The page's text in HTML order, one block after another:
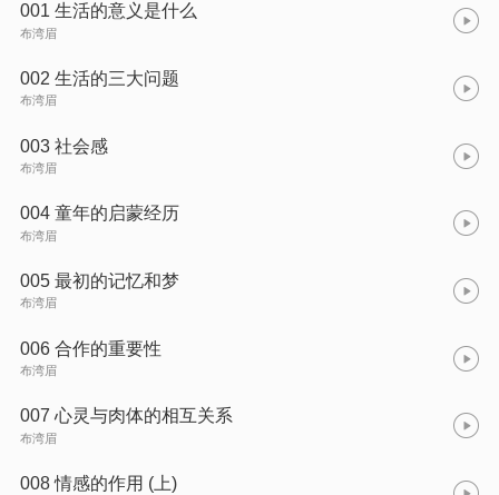
001 生活的意义是什么
布湾眉
002 生活的三大问题
布湾眉
003 社会感
布湾眉
004 童年的启蒙经历
布湾眉
005 最初的记忆和梦
布湾眉
006 合作的重要性
布湾眉
007 心灵与肉体的相互关系
布湾眉
008 情感的作用 (上)